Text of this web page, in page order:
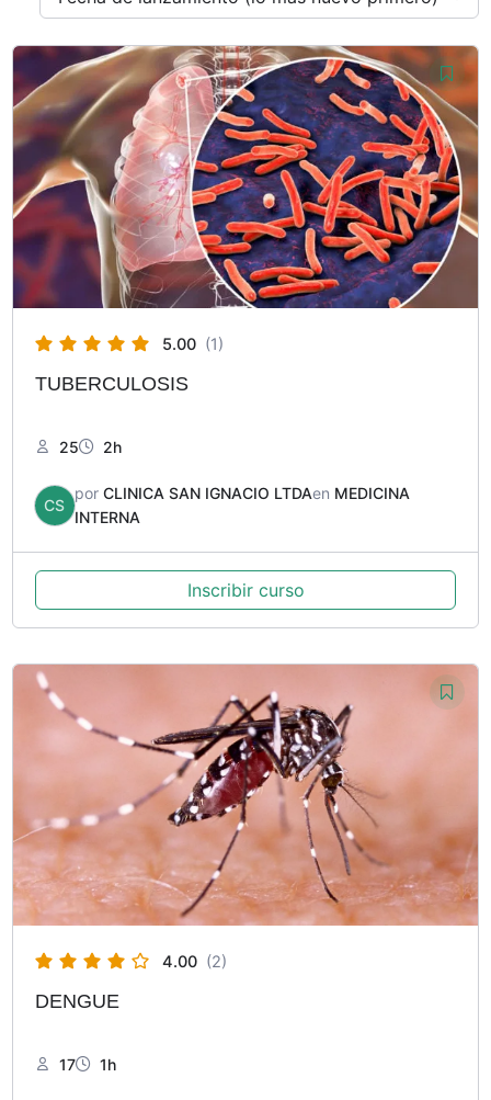
5.00 (1)
TUBERCULOSIS
25 2h
CS
por CLINICA SAN IGNACIO LTDAen MEDICINA
INTERNA
Inscribir curso
4.00 (2)
DENGUE
17 1h